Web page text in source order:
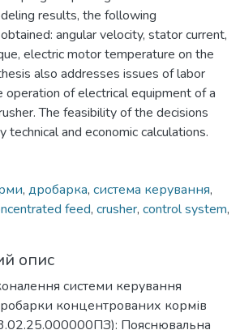
results, the following
angular velocity, stator current,
electric motor temperature on the
also addresses issues of labor
operation of electrical equipment of a
The feasibility of the decisions
technical and economic calculations.
, дробарка, система керування,
feed, crusher, control system,
опис
системи керування
концентрованих кормів
Пояснювальна